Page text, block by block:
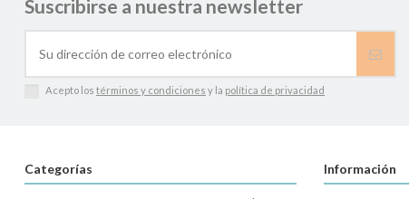
Suscribirse a nuestra newsletter
Acepto los términos y condiciones y la política de privacidad
Categorías Información